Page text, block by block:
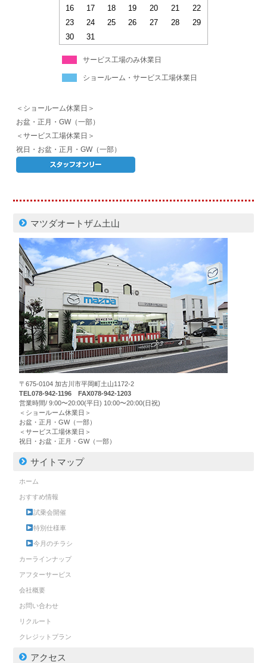
16
17 18 19 20 21
22
23
24 25 26 27 28
29
30
31
サービス工場のみ休業日
ショールーム・サービス工場休業日
＜ショールーム休業日＞
お盆・正月・GW（一部）
＜サービス工場休業日＞
祝日・お盆・正月・GW（一部）
マツダオートザム土山
〒675-0104 加古川市平岡町土山1172-2
TEL078-942-1196 FAX078-942-1203
営業時間/ 9:00〜20:00(平日) 10:00〜20:00(日祝)
＜ショールーム休業日＞
お盆・正月・GW（一部）
＜サービス工場休業日＞
祝日・お盆・正月・GW（一部）
サイトマップ
ホーム
おすすめ情報
試乗会開催
特別仕様車
今月のチラシ
カーラインナップ
アフターサービス
会社概要
お問い合わせ
リクルート
クレジットプラン
アクセス